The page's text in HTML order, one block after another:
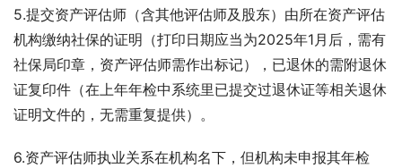
5.提交资产评估师（含其他评估师及股东）由所在资产评估
机构缴纳社保的证明（打印日期应当为2025年1月后，需有
社保局印章，资产评估师需作出标记），已退休的需附退休
证复印件（在上年年检中系统里已提交过退休证等相关退休
证明文件的，无需重复提供）。
6.资产评估师执业关系在机构名下，但机构未申报其年检